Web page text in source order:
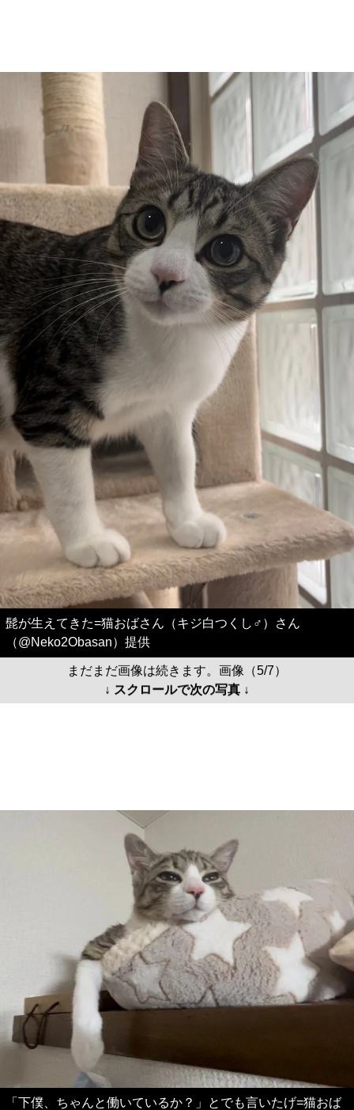
髭が生えてきた=猫おばさん（キジ白つくし♂）さん
（@Neko2Obasan）提供
まだまだ画像は続きます。画像（5/7）
↓ スクロールで次の写真 ↓
「下僕、ちゃんと働いているか？」とでも言いたげ=猫おば